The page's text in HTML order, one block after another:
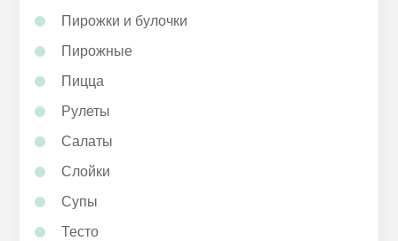
Пирожки и булочки
Пирожные
Пицца
Рулеты
Салаты
Слойки
Супы
Тесто